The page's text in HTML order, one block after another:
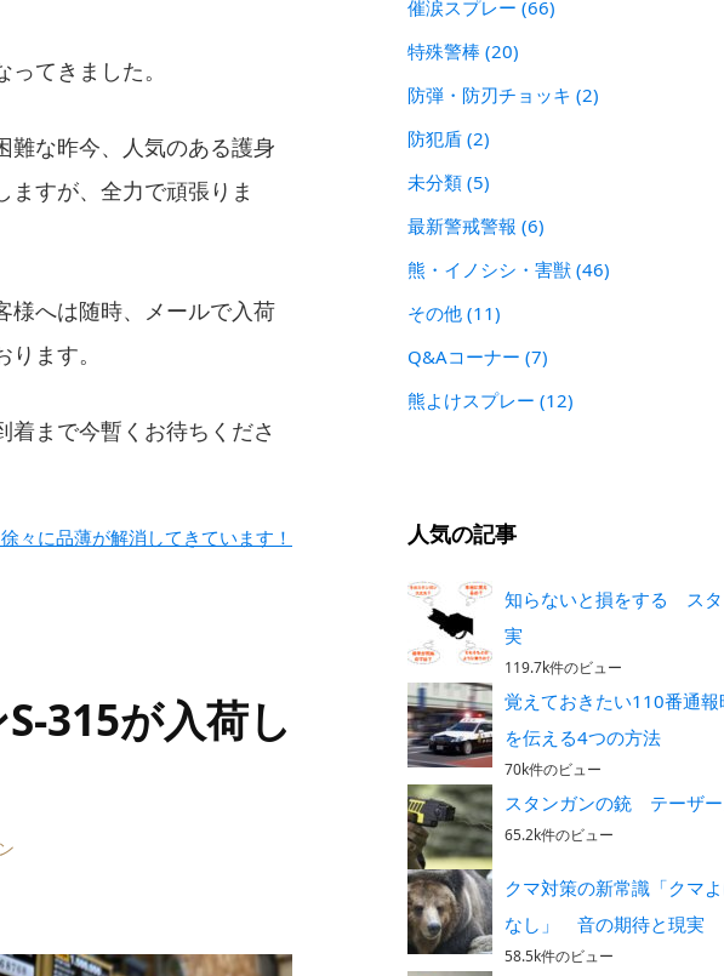
てきました。
難な昨今、人気のある護身
ますが、全力で頑張りま
様へは随時、メールで入荷
ます。
着まで今暫くお待ちくださ
徐々に品薄が解消してきています！
315が入荷し
催涙スプレー (66)
特殊警棒 (20)
防弾・防刃チョッキ (2)
防犯盾 (2)
未分類 (5)
最新警戒警報 (6)
熊・イノシシ・害獣 (46)
その他 (11)
Q&Aコーナー (7)
熊よけスプレー (12)
人気の記事
知らないと損をする ス
実
119.7k件のビュー
覚えておきたい110番通
を伝える4つの方法
70k件のビュー
スタンガンの銃 テーザ
65.2k件のビュー
クマ対策の新常識「クマ
なし」 音の期待と現実
58.5k件のビュー